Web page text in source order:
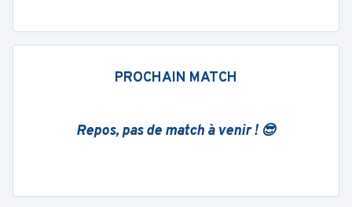
PROCHAIN MATCH
Repos, pas de match à venir ! 😎